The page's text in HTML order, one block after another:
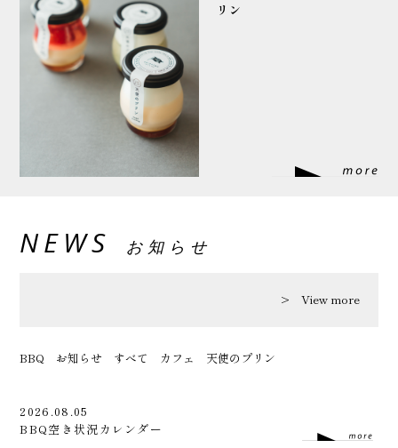
リン
NEWS お知らせ
View more
BBQ お知らせ すべて カフェ 天使のプリン
2026.08.05
BBQ空き状況カレンダー